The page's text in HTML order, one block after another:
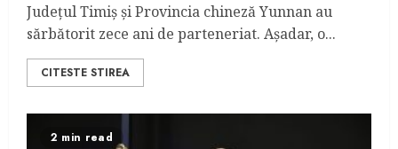
Județul Timiș și Provincia chineză Yunnan au
sărbătorit zece ani de parteneriat. Așadar, o...
CITESTE STIREA
2 min read